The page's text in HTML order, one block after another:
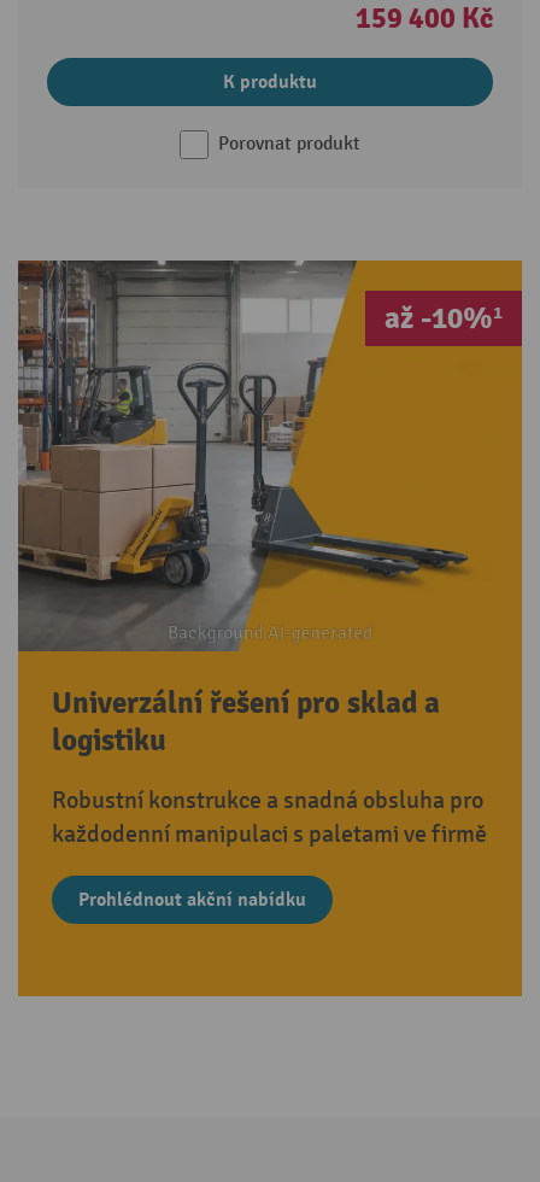
159 400 Kč
K produktu
Porovnat produkt
až -10%¹
Univerzální řešení pro sklad a
logistiku
Robustní konstrukce a snadná obsluha pro
každodenní manipulaci s paletami ve firmě
Prohlédnout akční nabídku